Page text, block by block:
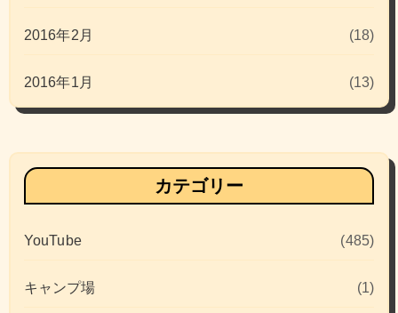
2016年2月 (18)
2016年1月 (13)
カテゴリー
YouTube (485)
キャンプ場 (1)